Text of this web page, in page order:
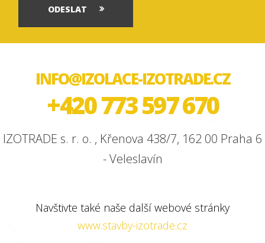
ODESLAT
INFO@IZOLACE-IZOTRADE.CZ
+420 773 597 670
IZOTRADE s. r. o. , Křenova 438/7, 162 00 Praha 6
- Veleslavín
Navštivte také naše další webové stránky
www.stavby-izotrade.cz